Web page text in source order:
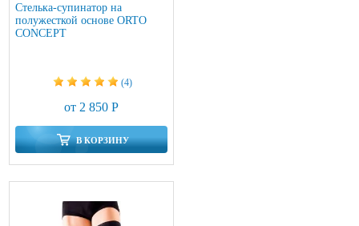
Стелька-супинатор на
полужесткой основе ORTO
CONCEPT
(4)
от 2 850 Р
В КОРЗИНУ